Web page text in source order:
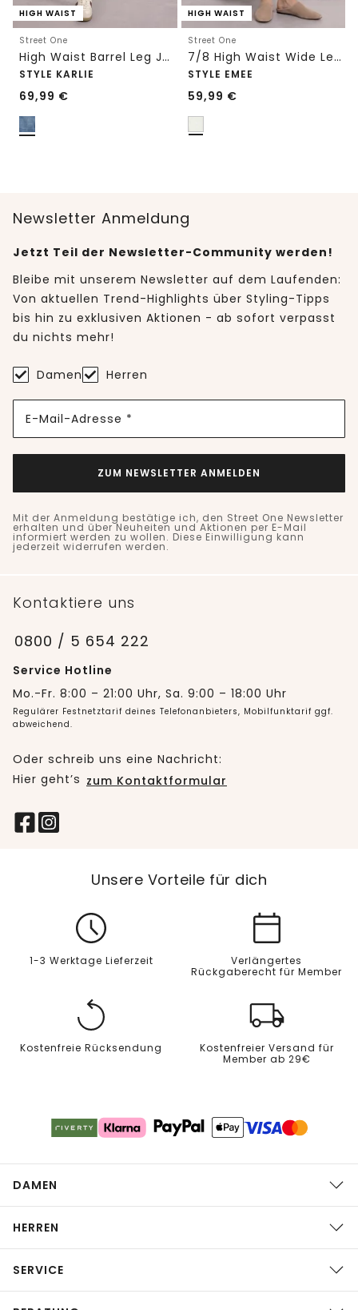
HIGH WAIST
Street One
High Waist Barrel Leg Jeans im Loose Fit
STYLE KARLIE
69,99 €
HIGH WAIST
Street One
7/8 High Waist Wide Leg Jeans im Loose Fit
STYLE EMEE
59,99 €
Newsletter Anmeldung
Jetzt Teil der Newsletter-Community werden!
Bleibe mit unserem Newsletter auf dem Laufenden:
Von aktuellen Trend-Highlights über Styling-Tipps
bis hin zu exklusiven Aktionen - ab sofort verpasst
du nichts mehr!
Damen Herren
E-Mail-Adresse *
ZUM NEWSLETTER ANMELDEN
Mit der Anmeldung bestätige ich, den Street One Newsletter
erhalten und über Neuheiten und Aktionen per E-Mail
informiert werden zu wollen. Diese Einwilligung kann
jederzeit widerrufen werden.
Kontaktiere uns
0800 / 5 654 222
Service Hotline
Mo.-Fr. 8:00 – 21:00 Uhr, Sa. 9:00 – 18:00 Uhr
Regulärer Festnetztarif deines Telefonanbieters, Mobilfunktarif ggf.
abweichend.
Oder schreib uns eine Nachricht:
Hier geht’s zum Kontaktformular
Unsere Vorteile für dich
1-3 Werktage Lieferzeit
Verlängertes
Rückgaberecht für Member
Kostenfreie Rücksendung
Kostenfreier Versand für
Member ab 29€
DAMEN
HERREN
SERVICE